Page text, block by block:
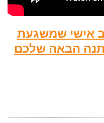
אישי שמשגעת
הבאה שלכם